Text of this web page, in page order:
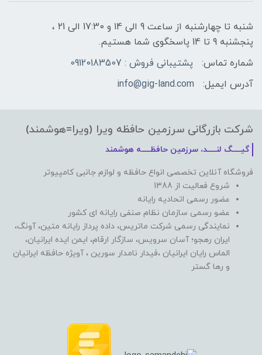
شنبه تا چهارشنبه از ساعت 9 الی ۱4 و 17:30 الی ۲1 ،
پنجشنبه 9 تا 14 پاسخگوی شما هستیم.
شماره تماس:
پشتیبانی فروش : 09120183507
آدرس ایمیل:
info@gig-land.com
شرکت بازرگانی سرزمین حافظه ویرا (ویرا=هوشمند)
گیـــــگ لنـــــد، سرزمین حافظـــــه هوشمند
فروشگاه آنلاین تخصصی انواع حافظه و لوازم جانبی کامپیوتر
شروع فعالیت از 1388
عضور رسمی اتحادیه رایانه
عضو رسمی سازمان نظام صنفی رایانه ای کشور
نمایندگی رسمی شرکت ماتریس، داده پرداز رایانه متین، آونگ،
ایران رهجو؛ آسان سرویس، سازگار ارقام، ایمن ایده ایرانیان،
الماس رایان ایرانیان ،فیدار نامدار سورین ، آویژه حافظه ایرانیان
و رها گستر